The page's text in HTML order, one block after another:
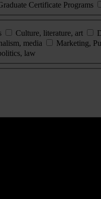
Certificate Programs
Culture, literature, art
media Marketing,
law